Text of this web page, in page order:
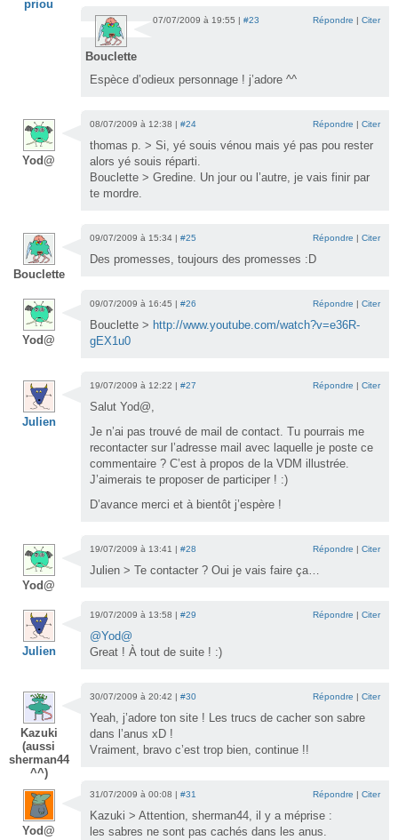
priou
Bouclette
07/07/2009 à 19:55 | #23 Répondre | Citer
Espèce d’odieux personnage ! j’adore ^^
Yod@
08/07/2009 à 12:38 | #24 Répondre | Citer
thomas p. > Si, yé souis vénou mais yé pas pou rester
alors yé souis réparti.
Bouclette > Gredine. Un jour ou l’autre, je vais finir par
te mordre.
Bouclette
09/07/2009 à 15:34 | #25 Répondre | Citer
Des promesses, toujours des promesses :D
Yod@
09/07/2009 à 16:45 | #26 Répondre | Citer
Bouclette > http://www.youtube.com/watch?v=e36R-
gEX1u0
Julien
19/07/2009 à 12:22 | #27 Répondre | Citer
Salut Yod@,
Je n’ai pas trouvé de mail de contact. Tu pourrais me
recontacter sur l’adresse mail avec laquelle je poste ce
commentaire ? C’est à propos de la VDM illustrée.
J’aimerais te proposer de participer ! :)
D’avance merci et à bientôt j’espère !
Yod@
19/07/2009 à 13:41 | #28 Répondre | Citer
Julien > Te contacter ? Oui je vais faire ça…
Julien
19/07/2009 à 13:58 | #29 Répondre | Citer
@Yod@
Great ! À tout de suite ! :)
Kazuki
(aussi
sherman44
^^)
30/07/2009 à 20:42 | #30 Répondre | Citer
Yeah, j’adore ton site ! Les trucs de cacher son sabre
dans l’anus xD !
Vraiment, bravo c’est trop bien, continue !!
Yod@
31/07/2009 à 00:08 | #31 Répondre | Citer
Kazuki > Attention, sherman44, il y a méprise :
les sabres ne sont pas cachés dans les anus.